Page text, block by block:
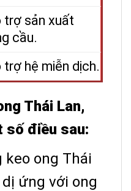
trợ sản xuất
cầu.
trợ hệ miễn dịch.
Thái Lan,
số điều sau:
keo ong Thái
ứng với ong